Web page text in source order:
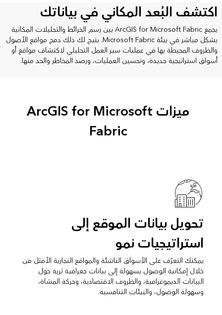
اكتشف البُعد المكاني في بياناتك
يجمع ArcGIS for Microsoft Fabric بين رسم الخرائط والتحليلات المكانية
بشكل مباشر في بيئة Microsoft Fabric. يتيح لك ذلك دمج مواقع الأصول
والظروف المحيطة بها في عمليات سير العمل التحليلي لاكتشاف مواقع أو
أسواق استراتيجية جديدة، وتحسين العمليات، ورصد المخاطر والحد منها.
ميزات ArcGIS for Microsoft
Fabric
تحويل بيانات الموقع إلى
استراتيجيات نمو
يمكنك التعرّف على الأسواق الناشئة والمواقع التجارية الأمثل من
خلال إمكانية الوصول بسهولة إلى بيانات جغرافية ثرية حول
البيانات الديموغرافية، والظروف الاقتصادية، وحركة المشاة،
وسهولة الوصول، والبيئات التنافسية.